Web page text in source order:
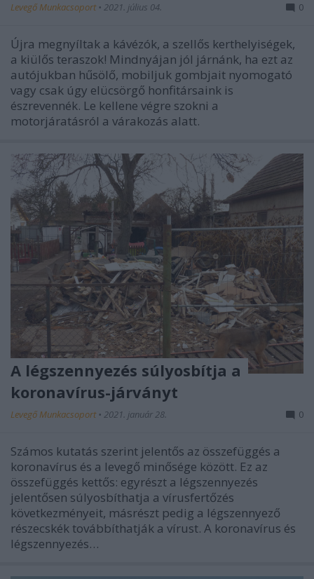
Levegő Munkacsoport • 2021. július 04. 0
Újra megnyíltak a kávézók, a szellős kerthelyiségek,
a kiülős teraszok! Mindnyájan jól járnánk, ha ezt az
autójukban hűsölő, mobiljuk gombjait nyomogató
vagy csak úgy elücsörgő honfitársaink is
észrevennék. Le kellene végre szokni a
motorjáratásról a várakozás alatt.
A légszennyezés súlyosbítja a
koronavírus-járványt
Levegő Munkacsoport • 2021. január 28. 0
Számos kutatás szerint jelentős az összefüggés a
koronavírus és a levegő minősége között. Ez az
összefüggés kettős: egyrészt a légszennyezés
jelentősen súlyosbíthatja a vírusfertőzés
következményeit, másrészt pedig a légszennyező
részecskék továbbíthatják a vírust. A koronavírus és
légszennyezés…